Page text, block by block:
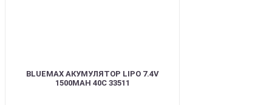
BLUEMAX АКУМУЛЯТОР LIPO 7.4V
1500MAH 40C 33511